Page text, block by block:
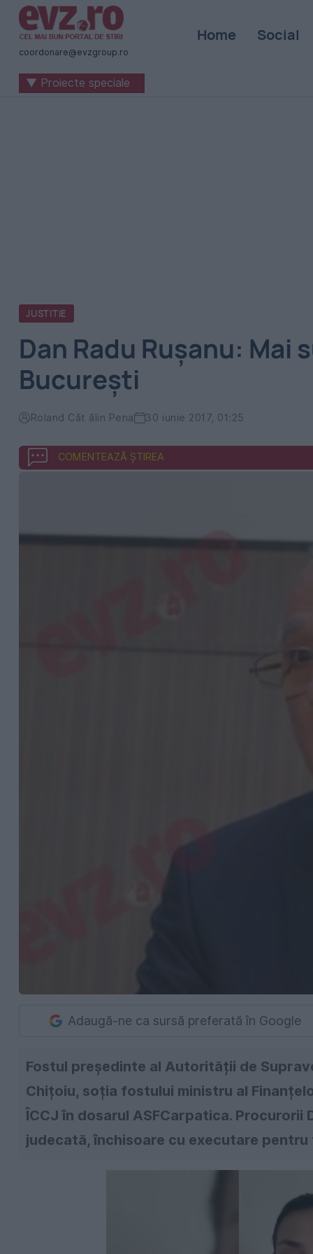
Știri
naționale
internaționale
coordonare@evzgroup.ro
Home Social
▼ Proiecte speciale
JUSTITIE
Dan Radu Ruşanu: Mai
Bucureşti
Roland Căt ălin Pena 30 iunie 2017, 01:25
COMENTEAZĂ ȘTIREA
Adaugă-ne ca sursă preferată în Google
Fostul președinte al Autorității de
Chițoiu, soția fostului ministru al
ÎCCJ în dosarul ASFCarpatica. Procurorii
judecată, închisoare cu executare